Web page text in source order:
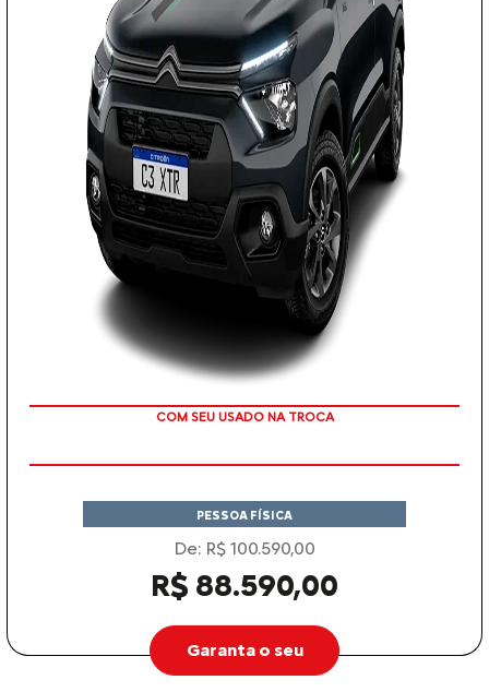
COM SEU USADO NA TROCA
PESSOA FÍSICA
De: R$ 100.590,00
R$ 88.590,00
Garanta o seu